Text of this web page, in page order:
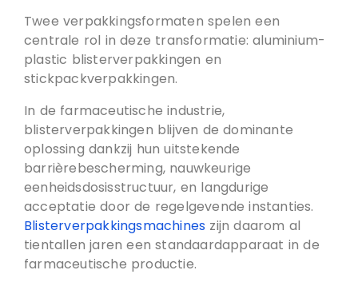
Twee verpakkingsformaten spelen een
centrale rol in deze transformatie: aluminium-
plastic blisterverpakkingen en
stickpackverpakkingen.
In de farmaceutische industrie,
blisterverpakkingen blijven de dominante
oplossing dankzij hun uitstekende
barrièrebescherming, nauwkeurige
eenheidsdosisstructuur, en langdurige
acceptatie door de regelgevende instanties.
Blisterverpakkingsmachines zijn daarom al
tientallen jaren een standaardapparaat in de
farmaceutische productie.